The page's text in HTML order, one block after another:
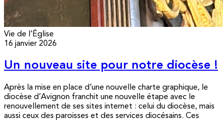
Vie de l’Église
16 janvier 2026
Un nouveau site pour notre diocèse !
Après la mise en place d’une nouvelle charte graphique, le
diocèse d’Avignon franchit une nouvelle étape avec le
renouvellement de ses sites internet : celui du diocèse, mais
aussi ceux des paroisses et des services diocésains. Ces